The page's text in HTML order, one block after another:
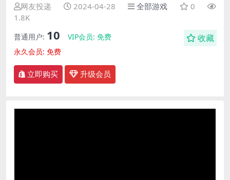
网友投递 2024-04-28 全部游戏
0
1.8K
普通用户: 10 VIP会员: 免费
永久会员: 免费
收藏
立即购买 升级会员